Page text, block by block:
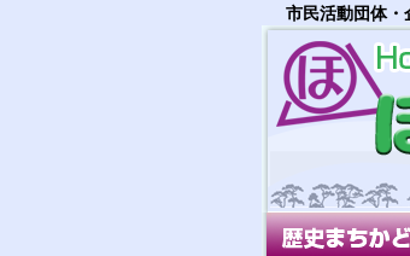
市民活動団体・